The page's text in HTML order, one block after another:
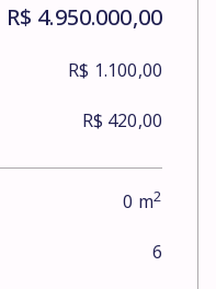
R$ 4.950.000,00
R$ 1.100,00
R$ 420,00
0 m2
6